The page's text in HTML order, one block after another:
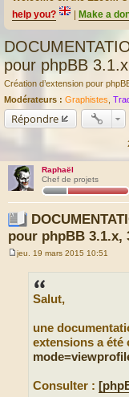
help you?
Make a
pour phpBB
Création d’extension pour
Modérateurs : Graphistes
Répondre
Raphaël
Chef de projets
pour phpBB 3.1.x,
M
jeu. 19 mars 2015 10:51
Salut,
une
extensions a été
Consulter :